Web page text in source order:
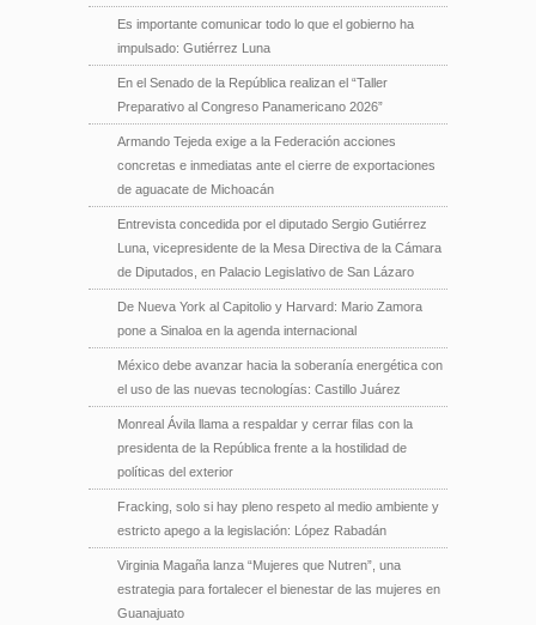
Es importante comunicar todo lo que el gobierno ha
impulsado: Gutiérrez Luna
En el Senado de la República realizan el “Taller
Preparativo al Congreso Panamericano 2026”
Armando Tejeda exige a la Federación acciones
concretas e inmediatas ante el cierre de exportaciones
de aguacate de Michoacán
Entrevista concedida por el diputado Sergio Gutiérrez
Luna, vicepresidente de la Mesa Directiva de la Cámara
de Diputados, en Palacio Legislativo de San Lázaro
De Nueva York al Capitolio y Harvard: Mario Zamora
pone a Sinaloa en la agenda internacional
México debe avanzar hacia la soberanía energética con
el uso de las nuevas tecnologías: Castillo Juárez
Monreal Ávila llama a respaldar y cerrar filas con la
presidenta de la República frente a la hostilidad de
políticas del exterior
Fracking, solo si hay pleno respeto al medio ambiente y
estricto apego a la legislación: López Rabadán
Virginia Magaña lanza “Mujeres que Nutren”, una
estrategia para fortalecer el bienestar de las mujeres en
Guanajuato